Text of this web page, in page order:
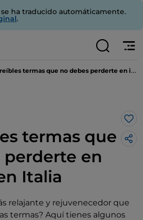
ha traducido automáticamente.
.
termas que no debes perderte en invierno en Italia
termas que
perderte en
Italia
relajante y rejuvenecedor que
termas? Aquí tienes algunos
Me